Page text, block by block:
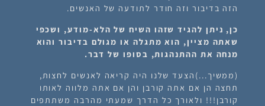
הזה בדיבור וזה חודר לתודעה של האנשים.
כן, ניתן להגיד שזהו השיח של הלא-מודע, ושכפי
שאתה מציין, הוא מתגלה או מגולם בדיבור והוא
מנחה את ההתנהגות, בסופו של דבר.
(ממשיך...)הצעד שלנו היה קריאה לאנשים לחצות,
תחצה הן אם אתה קורבן והן אם אתה מלווה לאותו
קורבן!!! ולאורך כל הדרך שמעתי מהרבה משתתפים